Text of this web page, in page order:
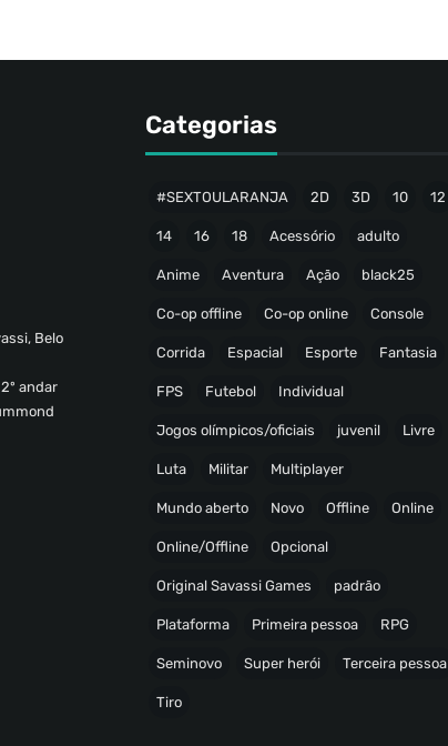
Belo
andar
Categorias
#SEXTOULARANJA 2D 3D 10 12
14 16 18 Acessório adulto
Anime Aventura Ação black25
Co-op offline Co-op online Console
Corrida Espacial Esporte Fantasia
FPS Futebol Individual
Jogos olímpicos/oficiais juvenil Livre
Luta Militar Multiplayer
Mundo aberto Novo Offline Online
Online/Offline Opcional
Original Savassi Games padrão
Plataforma Primeira pessoa RPG
Seminovo Super herói Terceira pessoa
Tiro